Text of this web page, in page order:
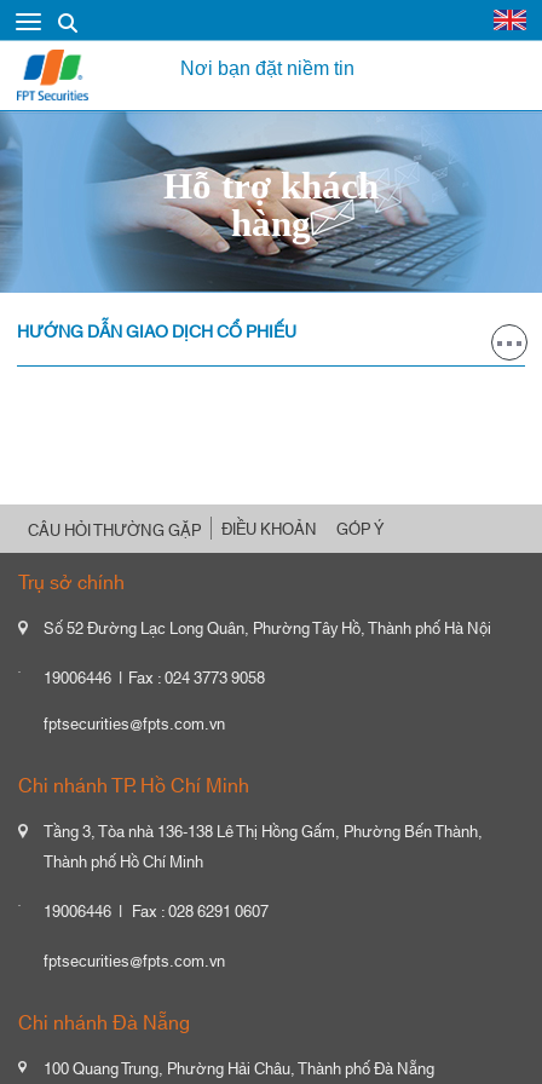
Nơi bạn đặt niềm tin
Hỗ trợ khách
hàng
HƯỚNG DẪN GIAO DỊCH CỔ PHIẾU
CÂU HỎI THƯỜNG GẶP ĐIỀU KHOẢN GÓP Ý
Trụ sở chính
Số 52 Đường Lạc Long Quân, Phường Tây Hồ, Thành phố Hà Nội
19006446
Fax : 024 3773 9058
fptsecurities@fpts.com.vn
Chi nhánh TP. Hồ Chí Minh
Tầng 3, Tòa nhà 136-138 Lê Thị Hồng Gấm, Phường Bến Thành,
Thành phố Hồ Chí Minh
19006446
Fax : 028 6291 0607
fptsecurities@fpts.com.vn
Chi nhánh Đà Nẵng
100 Quang Trung, Phường Hải Châu, Thành phố Đà Nẵng